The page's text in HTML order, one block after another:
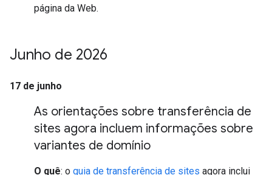
página da Web.
Junho de 2026
17 de junho
As orientações sobre transferência de
sites agora incluem informações sobre
variantes de domínio
O quê: o guia de transferência de sites agora inclui